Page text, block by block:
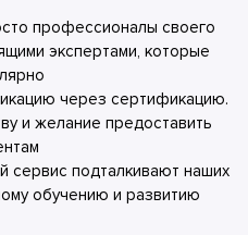
профессионалы своего
экспертами, которые
через сертификацию.
и желание предоставить
сервис подталкивают наших
обучению и развитию